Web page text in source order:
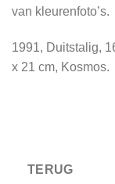
van kleurenfoto’s.
1991, Duitstalig,
x 21 cm, Kosmos.